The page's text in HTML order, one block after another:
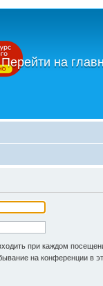
на
при каждом
на конференции в